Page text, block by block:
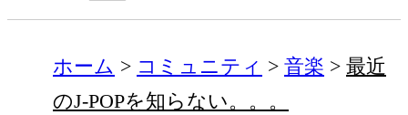
ホーム コミュニティ 音楽
最近
のJ-POPを知らない。。。